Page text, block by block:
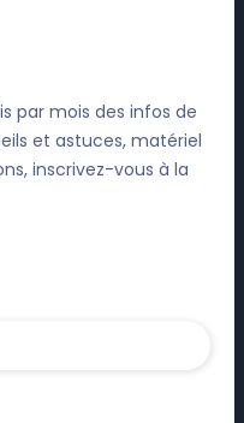
par mois des infos de
et astuces, matériel
inscrivez-vous à la